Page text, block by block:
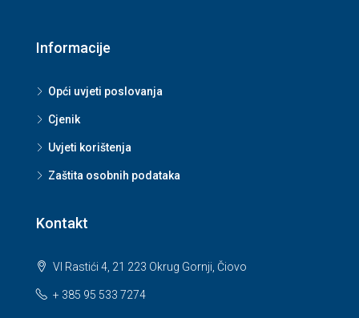
Informacije
Opći uvjeti poslovanja
Cjenik
Uvjeti korištenja
Zaštita osobnih podataka
Kontakt
VI Rastići 4, 21 223 Okrug Gornji, Čiovo
+ 385 95 533 7274